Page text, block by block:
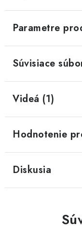
Parametre
Súvisiace
Videá (1)
Hodnotenie
Diskusia